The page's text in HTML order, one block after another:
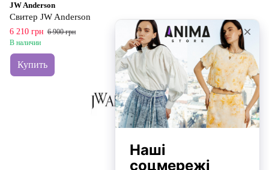
JW Anderson
Свитер JW Anderson
6 210 грн 6 900 грн
В наличии
Купить